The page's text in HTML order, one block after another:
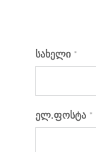
სახელი *
ელ.ფოსტა *